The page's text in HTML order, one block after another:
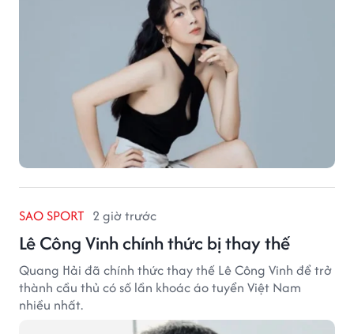
SAO SPORT 2 giờ trước
Lê Công Vinh chính thức bị thay thế
Quang Hải đã chính thức thay thế Lê Công Vinh để trở
thành cầu thủ có số lần khoác áo tuyển Việt Nam
nhiều nhất.